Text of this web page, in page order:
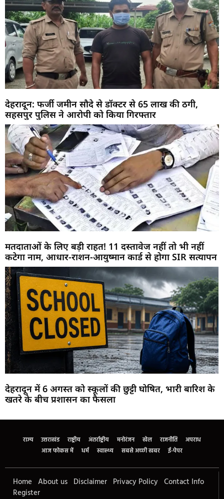
देहरादून: फर्जी जमीन सौदे से डॉक्टर से 65 लाख की ठगी,
सहसपुर पुलिस ने आरोपी को किया गिरफ्तार
मतदाताओं के लिए बड़ी राहत! 11 दस्तावेज नहीं तो भी नहीं
कटेगा नाम, आधार-राशन-आयुष्मान कार्ड से होगा SIR सत्यापन
देहरादून में 6 अगस्त को स्कूलों की छुट्टी घोषित, भारी बारिश के
खतरे के बीच प्रशासन का फैसला
राज्य उत्तराखंड राष्ट्रीय अंतर्राष्ट्रीय मनोरंजन खेल राजनीति
अपराध
आज फोकस में
धर्म स्वास्थ्य सबसे अच्छी खबर ई-पेपर
Home About us Disclaimer Privacy Policy Contact Info
Register